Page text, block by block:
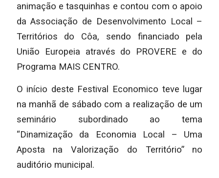
animação e tasquinhas e contou com o apoio
da Associação de Desenvolvimento Local –
Territórios do Côa, sendo financiado pela
União Europeia através do PROVERE e do
Programa MAIS CENTRO.
O início deste Festival Economico teve lugar
na manhã de sábado com a realização de um
seminário subordinado ao tema
“Dinamização da Economia Local – Uma
Aposta na Valorização do Território” no
auditório municipal.